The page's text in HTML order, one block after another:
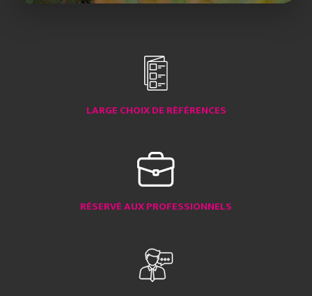
LARGE CHOIX DE RÉFÉRENCES
RÉSERVÉ AUX PROFESSIONNELS